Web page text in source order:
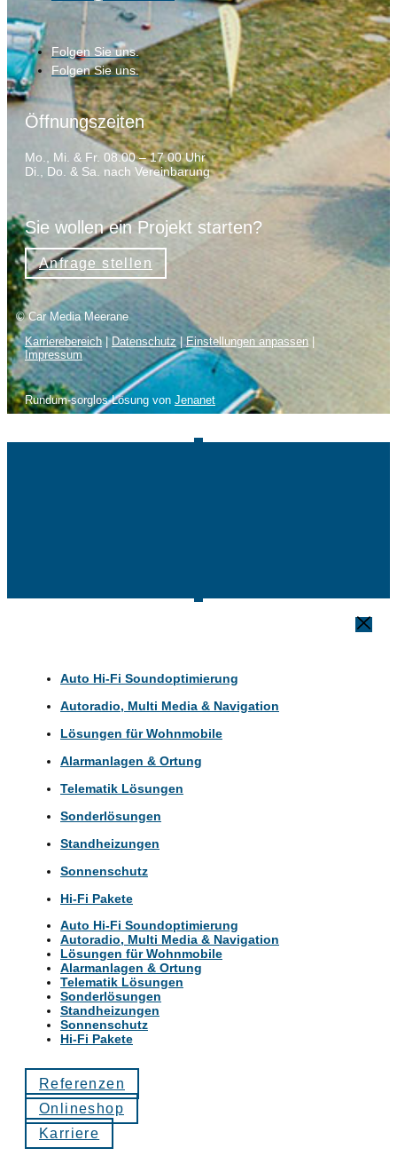
Folgen Sie uns.
Folgen Sie uns.
Öffnungszeiten
Mo., Mi. & Fr. 08.00 – 17.00 Uhr
Di., Do. & Sa. nach Vereinbarung
Sie wollen ein Projekt starten?
Anfrage stellen
© Car Media Meerane
Karrierebereich | Datenschutz | Einstellungen anpassen |
Impressum
Rundum-sorglos-Lösung von Jenanet
Auto Hi-Fi Soundoptimierung
Autoradio, Multi Media & Navigation
Lösungen für Wohnmobile
Alarmanlagen & Ortung
Telematik Lösungen
Sonderlösungen
Standheizungen
Sonnenschutz
Hi-Fi Pakete
Auto Hi-Fi Soundoptimierung
Autoradio, Multi Media & Navigation
Lösungen für Wohnmobile
Alarmanlagen & Ortung
Telematik Lösungen
Sonderlösungen
Standheizungen
Sonnenschutz
Hi-Fi Pakete
Referenzen
Onlineshop
Karriere